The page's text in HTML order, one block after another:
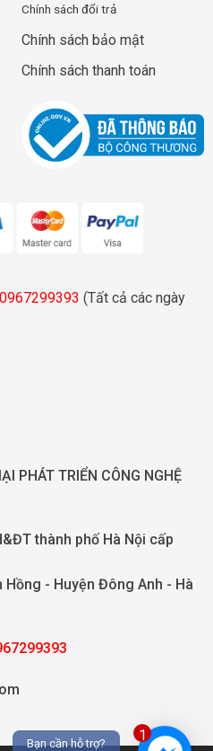
Chính sách đổi trả
Chính sách bảo mật
Chính sách thanh toán
(Tất cả các ngày
PHÁT TRIỂN CÔNG NGHỆ
thành phố Hà Nội cấp
- Huyện Đông Anh - Hà
1
Bạn cần hỗ trợ?